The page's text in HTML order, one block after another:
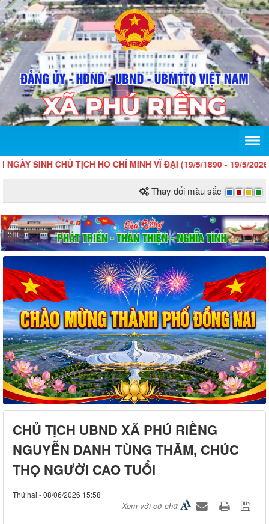
SINH CHỦ TỊCH HỒ CHÍ MINH VĨ ĐẠI (19/5/1890 - 19/5/2026)!
Thay đổi màu sắc
CHỦ TỊCH UBND XÃ PHÚ RIỀNG
NGUYỄN DANH TÙNG THĂM, CHÚC
THỌ NGƯỜI CAO TUỔI
Thứ hai - 08/06/2026 15:58
Xem với cỡ chữ